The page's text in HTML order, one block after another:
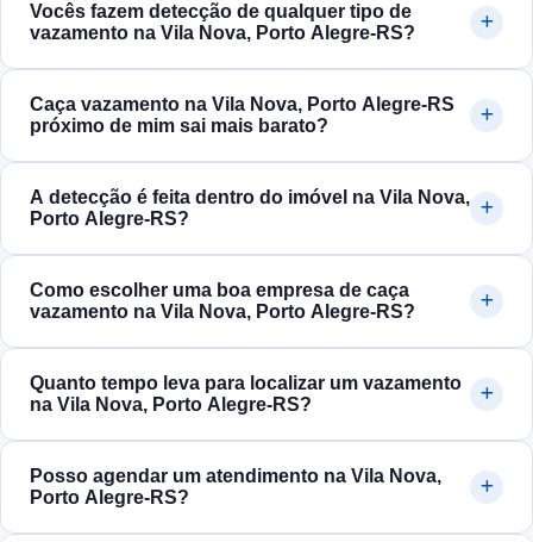
Vocês fazem detecção de qualquer tipo de
vazamento na Vila Nova, Porto Alegre‑RS?
Caça vazamento na Vila Nova, Porto Alegre‑RS
próximo de mim sai mais barato?
A detecção é feita dentro do imóvel na Vila Nova,
Porto Alegre‑RS?
Como escolher uma boa empresa de caça
vazamento na Vila Nova, Porto Alegre‑RS?
Quanto tempo leva para localizar um vazamento
na Vila Nova, Porto Alegre‑RS?
Posso agendar um atendimento na Vila Nova,
Porto Alegre‑RS?